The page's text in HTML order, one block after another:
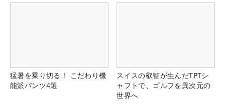
猛暑を乗り切る！ こだわり機
能派パンツ4選
スイスの叡智が生んだTPTシ
ャフトで、ゴルフを異次元の
世界へ